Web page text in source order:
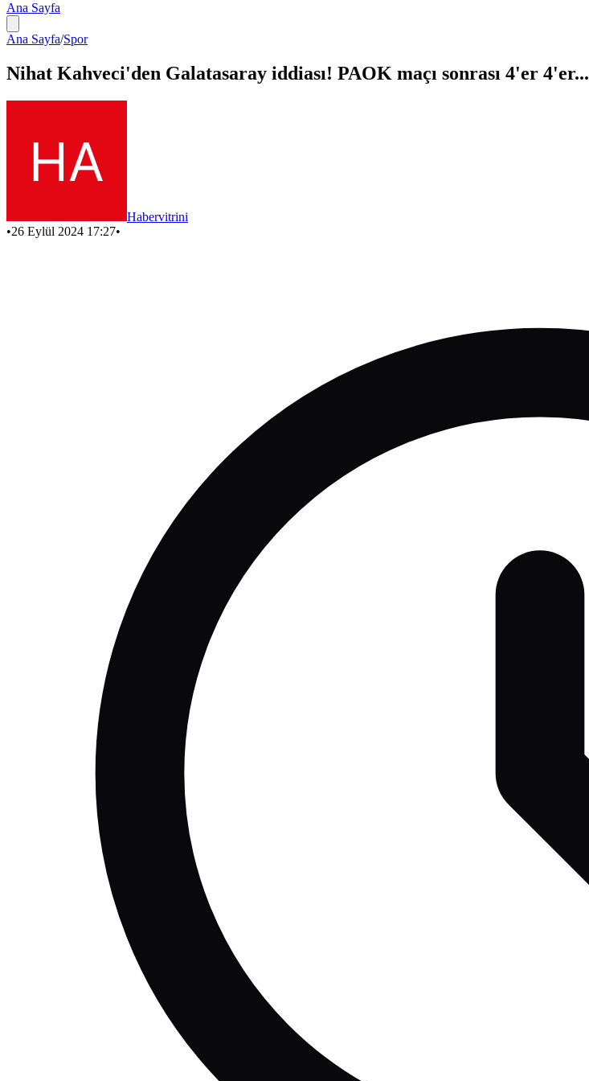
Ana Sayfa
Ana Sayfa/Spor
Nihat Kahveci'den Galatasaray iddiası! PAOK maçı sonrası 4'er 4'er...
Habervitrini
•26 Eylül 2024 17:27•